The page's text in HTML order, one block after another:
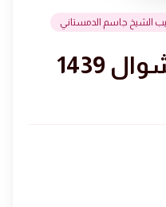
الشيخ جاسم الدمستاني
مجلس ليلة 29 شوال 1439